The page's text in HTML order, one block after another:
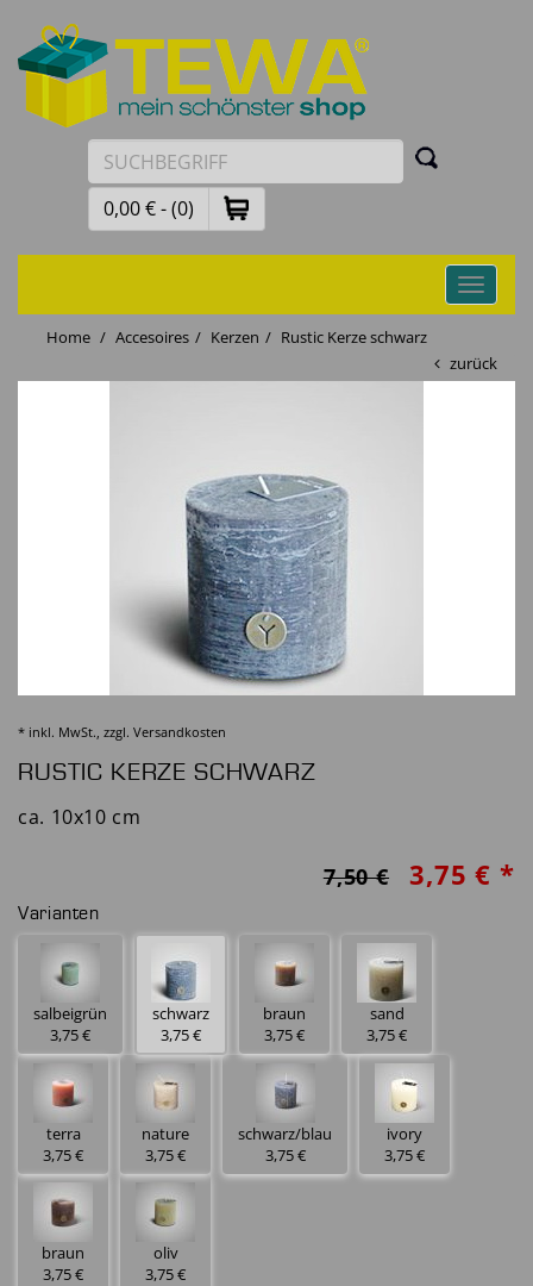
0,00 € - (0)
Toggle
Home
Accesoires Kerzen
Rustic Kerze schwarz
zurück
* inkl. MwSt., zzgl. Versandkosten
RUSTIC KERZE SCHWARZ
ca. 10x10 cm
7,50 € 3,75 € *
Varianten
salbeigrün
3,75 €
schwarz
3,75 €
braun
3,75 €
sand
3,75 €
terra
3,75 €
nature
3,75 €
schwarz/blau
3,75 €
ivory
3,75 €
braun
3,75 €
oliv
3,75 €